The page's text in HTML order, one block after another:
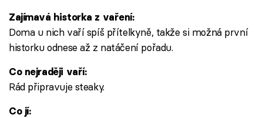
Zajímavá historka z vaření:
Doma u nich vaří spíš přítelkyně, takže si možná první
historku odnese až z natáčení pořadu.
Co nejraději vaří:
Rád připravuje steaky.
Co jí: